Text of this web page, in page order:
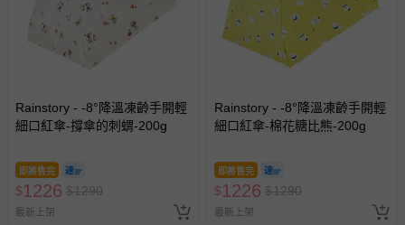
褲、紗布衣等）。
-接觸性孕哺產品（奶嘴、奶瓶、擠乳器、哺乳衣、托腹
帶束縛衣、餐搖椅等）。
-其他原廠盒裝商品封口處已貼上「不可拆封」，或具警
國際航空、客運、訂房等服務。
相關的退換貨辦理流程，可詳見：退換貨 & 退款問題
其他常見問題：
Rainstory - -8°降溫凍齡手開輕
細口紅傘-撐傘的刺蝟-200g
即將售完
$1226 $1290
最新上架
Rainstory - -8°降溫凍齡手開輕
細口紅傘-棉花糖比熊-200g
即將售完
$1226 $1290
最新上架